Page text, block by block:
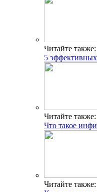
Читайте также:
5
Читайте также:
Что такое
Читайте также: